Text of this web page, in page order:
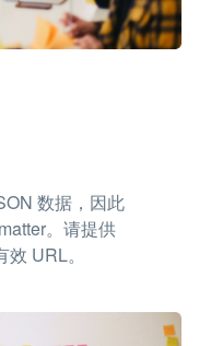
数据，因此
。请提供
URL。